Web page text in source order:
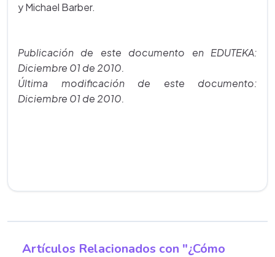
y Michael Barber.
Publicación de este documento en EDUTEKA:
Diciembre 01 de 2010.
Última modificación de este documento:
Diciembre 01 de 2010.
Artículos Relacionados con "¿Cómo